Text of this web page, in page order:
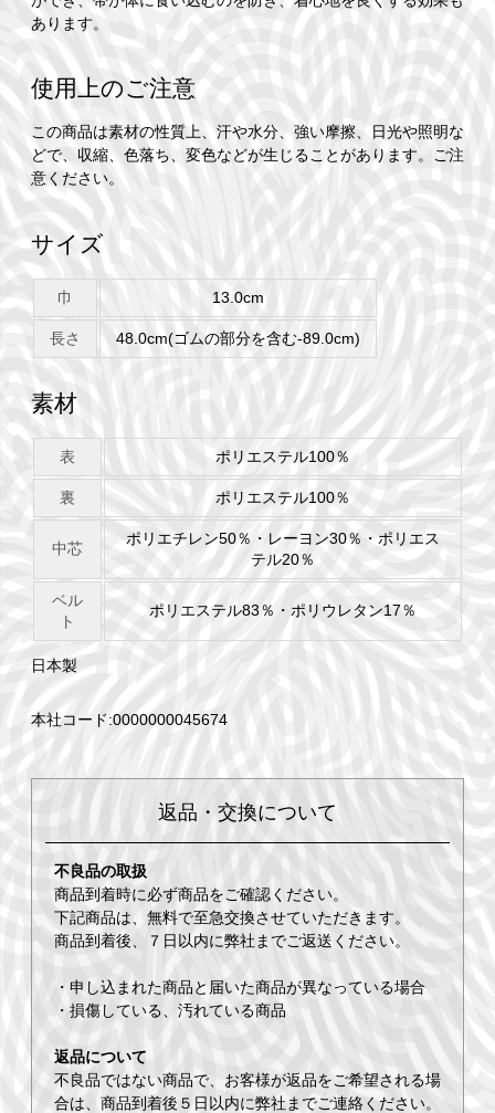
あります。
使用上のご注意
この商品は素材の性質上、汗や水分、強い摩擦、日光や照明な
どで、収縮、色落ち、変色などが生じることがあります。ご注
意ください。
サイズ
巾 13.0cm
長さ 48.0cm(ゴムの部分を含む-89.0cm)
素材
表 ポリエステル100％
裏 ポリエステル100％
中芯
ポリエチレン50％・レーヨン30％・ポリエス
テル20％
ベル
ト
ポリエステル83％・ポリウレタン17％
日本製
本社コード:0000000045674
返品・交換について
不良品の取扱
商品到着時に必ず商品をご確認ください。
下記商品は、無料で至急交換させていただきます。
商品到着後、７日以内に弊社までご返送ください。
・申し込まれた商品と届いた商品が異なっている場合
・損傷している、汚れている商品
返品について
不良品ではない商品で、お客様が返品をご希望される場
合は、商品到着後５日以内に弊社までご連絡ください。